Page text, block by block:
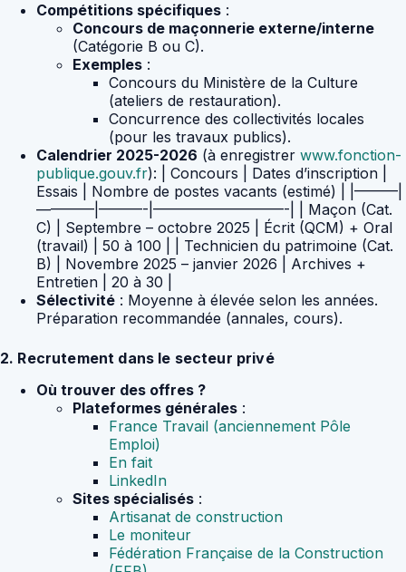
Compétitions spécifiques :
Concours de maçonnerie externe/interne
(Catégorie B ou C).
Exemples :
Concours du Ministère de la Culture
(ateliers de restauration).
Concurrence des collectivités locales
(pour les travaux publics).
Calendrier 2025-2026 (à enregistrer www.fonction-
publique.gouv.fr): | Concours | Dates d’inscription |
Essais | Nombre de postes vacants (estimé) | |———|
————|———-|—————————-| | Maçon (Cat.
C) | Septembre – octobre 2025 | Écrit (QCM) + Oral
(travail) | 50 à 100 | | Technicien du patrimoine (Cat.
B) | Novembre 2025 – janvier 2026 | Archives +
Entretien | 20 à 30 |
Sélectivité : Moyenne à élevée selon les années.
Préparation recommandée (annales, cours).
2. Recrutement dans le secteur privé
Où trouver des offres ?
Plateformes générales :
France Travail (anciennement Pôle
Emploi)
En fait
LinkedIn
Sites spécialisés :
Artisanat de construction
Le moniteur
Fédération Française de la Construction